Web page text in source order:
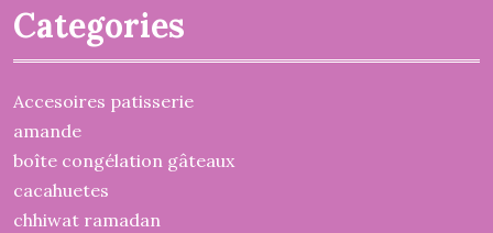
Categories
Accesoires patisserie
amande
boîte congélation gâteaux
cacahuetes
chhiwat ramadan